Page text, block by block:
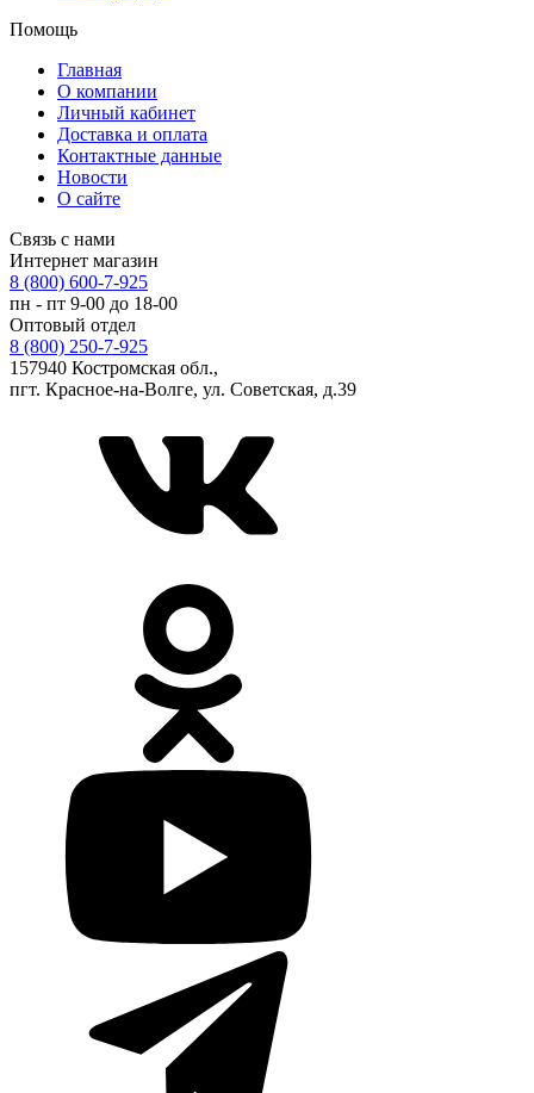
Помощь
Главная
О компании
Личный кабинет
Доставка и оплата
Контактные данные
Новости
О сайте
Связь с нами
Интернет магазин
8 (800) 600-7-925
пн - пт 9-00 до 18-00
Оптовый отдел
8 (800) 250-7-925
157940 Костромская обл.,
пгт. Красное-на-Волге, ул. Советская, д.39